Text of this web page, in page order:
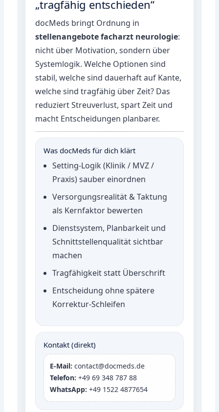
„tragfähig entschieden“
docMeds bringt Ordnung in
stellenangebote facharzt neurologie:
nicht über Motivation, sondern über
Systemlogik. Welche Optionen sind
stabil, welche sind dauerhaft auf Kante,
welche sind tragfähig über Zeit? Das
reduziert Streuverlust, spart Zeit und
macht Entscheidungen planbarer.
Was docMeds für dich klärt
Setting-Logik (Klinik / MVZ /
Praxis) sauber einordnen
Versorgungsrealität & Taktung
als Kernfaktor bewerten
Dienstsystem, Planbarkeit und
Schnittstellenqualität sichtbar
machen
Tragfähigkeit statt Überschrift
Entscheidung ohne spätere
Korrektur-Schleifen
Kontakt (direkt)
E-Mail: contact@docmeds.de
Telefon: +49 69 348 787 88
WhatsApp: +49 1522 4877654